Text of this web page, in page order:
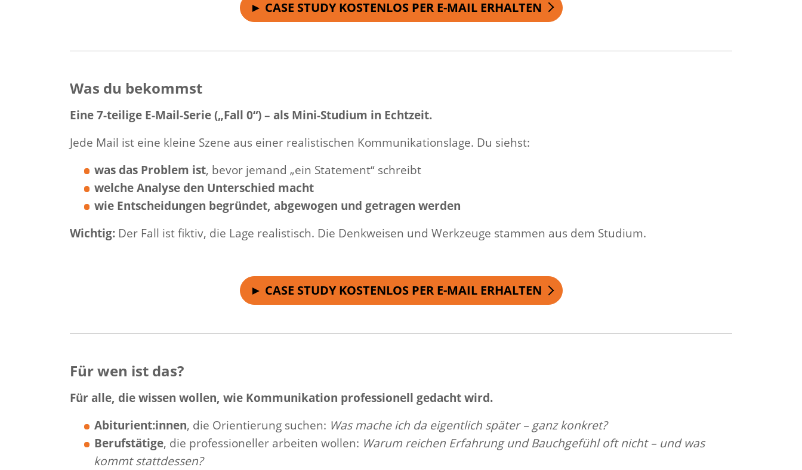
► CASE STUDY KOSTENLOS PER E-MAIL ERHALTEN
Was du bekommst
Eine 7-teilige E-Mail-Serie („Fall 0“) – als Mini-Studium in Echtzeit.
Jede Mail ist eine kleine Szene aus einer realistischen Kommunikationslage. Du siehst:
was das Problem ist, bevor jemand „ein Statement“ schreibt
welche Analyse den Unterschied macht
wie Entscheidungen begründet, abgewogen und getragen werden
Wichtig: Der Fall ist fiktiv, die Lage realistisch. Die Denkweisen und Werkzeuge stammen aus dem Studium.
► CASE STUDY KOSTENLOS PER E-MAIL ERHALTEN
Für wen ist das?
Für alle, die wissen wollen, wie Kommunikation professionell gedacht wird.
Abiturient:innen, die Orientierung suchen: Was mache ich da eigentlich später – ganz konkret?
Berufstätige, die professioneller arbeiten wollen: Warum reichen Erfahrung und Bauchgefühl oft nicht – und was
kommt stattdessen?